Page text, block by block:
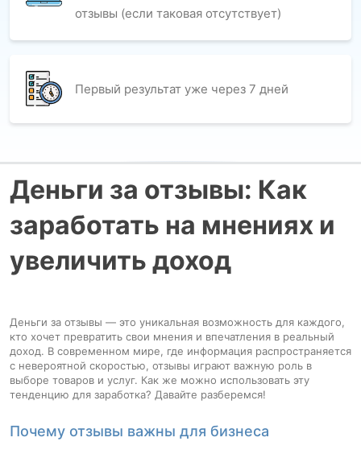
отзывы (если таковая отсутствует)
Первый результат уже через 7 дней
Деньги за отзывы: Как
заработать на мнениях и
увеличить доход
Деньги за отзывы — это уникальная возможность для каждого,
кто хочет превратить свои мнения и впечатления в реальный
доход. В современном мире, где информация распространяется
с невероятной скоростью, отзывы играют важную роль в
выборе товаров и услуг. Как же можно использовать эту
тенденцию для заработка? Давайте разберемся!
Почему отзывы важны для бизнеса